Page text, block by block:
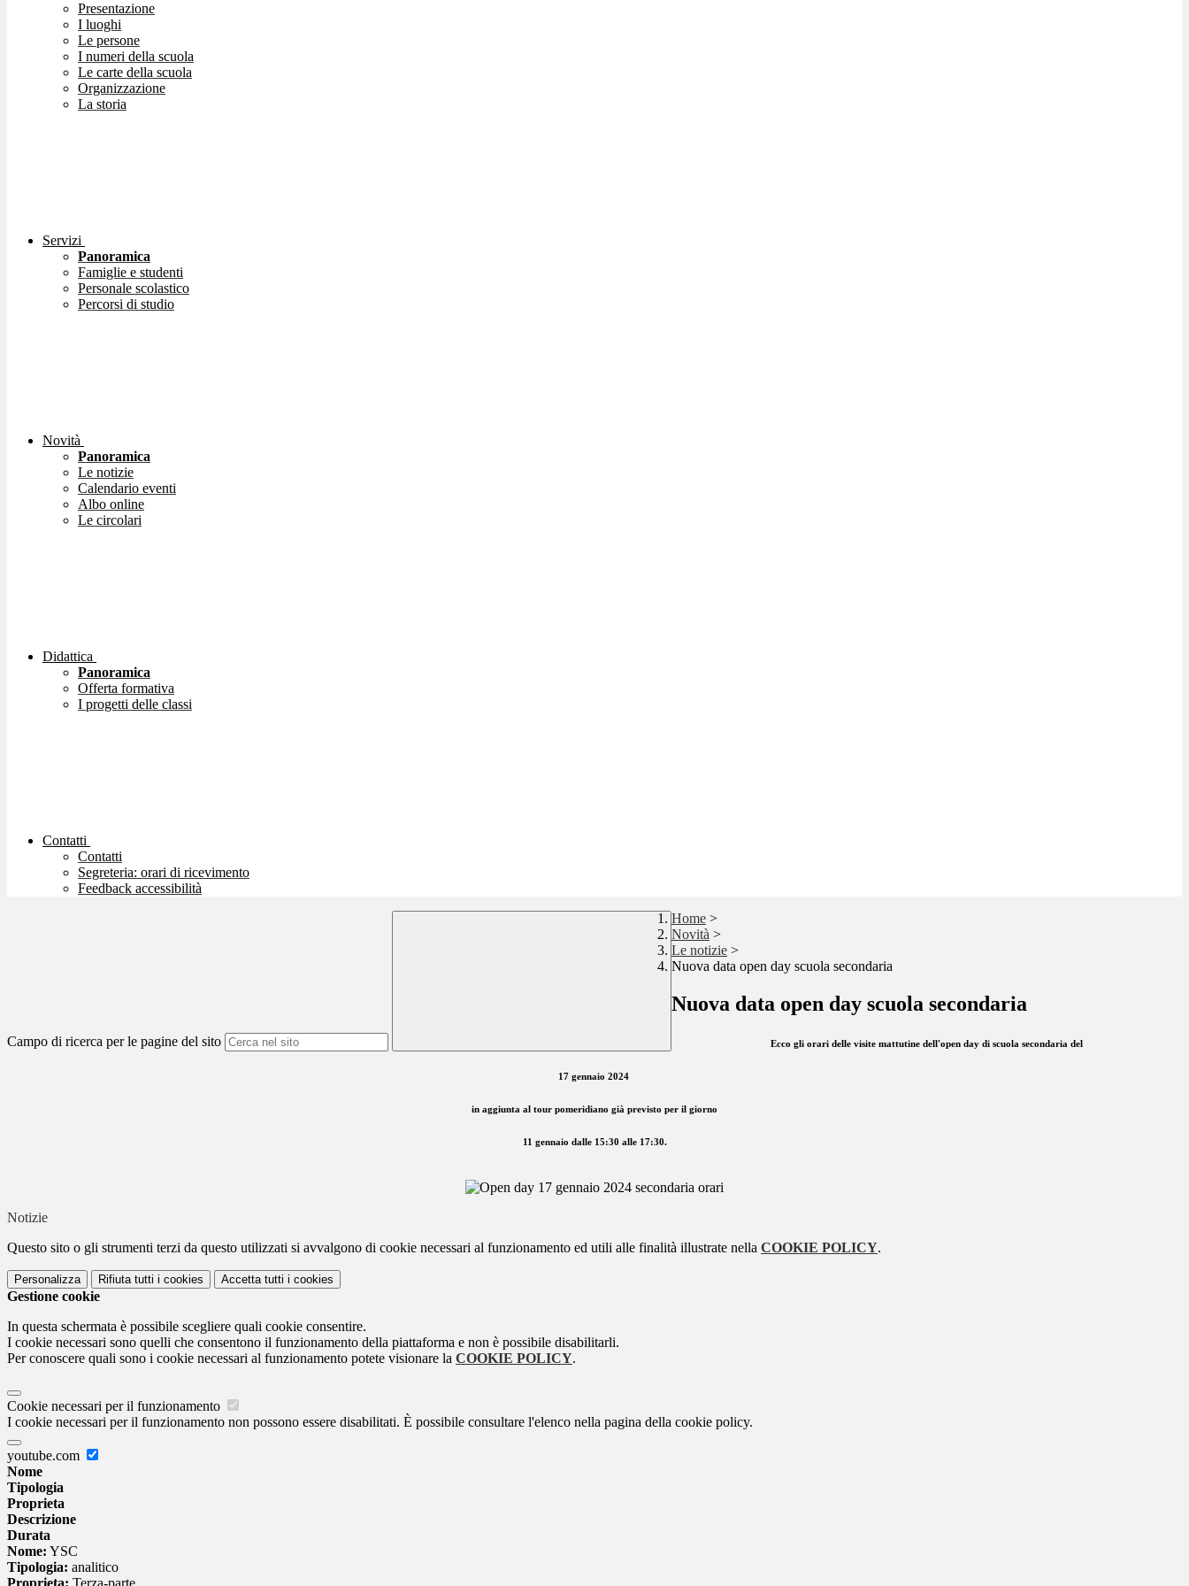
Presentazione
I luoghi
Le persone
I numeri della scuola
Le carte della scuola
Organizzazione
La storia
Servizi
Panoramica
Famiglie e studenti
Personale scolastico
Percorsi di studio
Novità
Panoramica
Le notizie
Calendario eventi
Albo online
Le circolari
Didattica
Panoramica
Offerta formativa
I progetti delle classi
Contatti
Contatti
Segreteria: orari di ricevimento
Feedback accessibilità
Campo di ricerca per le pagine del sito
Home >
Novità >
Le notizie >
Nuova data open day scuola secondaria
Nuova data open day scuola secondaria
Ecco gli orari delle visite mattutine dell'open day di scuola secondaria del
17 gennaio 2024
in aggiunta al tour pomeridiano già previsto per il giorno
11 gennaio dalle 15:30 alle 17:30.
Notizie
Questo sito o gli strumenti terzi da questo utilizzati si avvalgono di cookie necessari al funzionamento ed utili alle finalità illustrate nella COOKIE POLICY.
Personalizza Rifiuta tutti i cookies Accetta tutti i cookies
Gestione cookie
In questa schermata è possibile scegliere quali cookie consentire.
I cookie necessari sono quelli che consentono il funzionamento della piattaforma e non è possibile disabilitarli.
Per conoscere quali sono i cookie necessari al funzionamento potete visionare la COOKIE POLICY.
Cookie necessari per il funzionamento
I cookie necessari per il funzionamento non possono essere disabilitati. È possibile consultare l'elenco nella pagina della cookie policy.
youtube.com
Nome
Tipologia
Proprieta
Descrizione
Durata
Nome: YSC
Tipologia: analitico
Proprieta: Terza-parte